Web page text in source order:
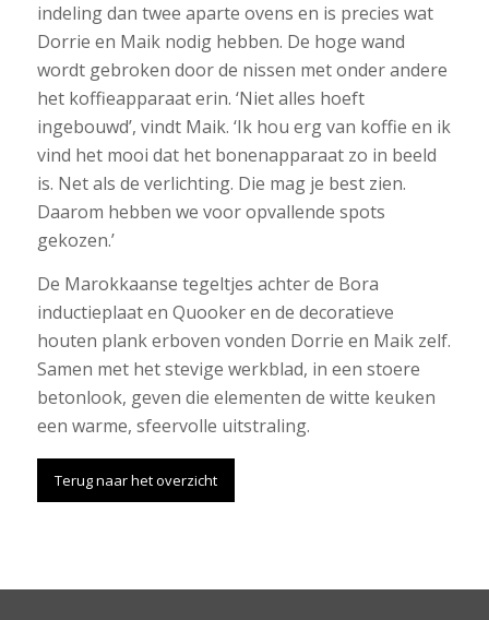
indeling dan twee aparte ovens en is precies wat
Dorrie en Maik nodig hebben. De hoge wand
wordt gebroken door de nissen met onder andere
het koffieapparaat erin. ‘Niet alles hoeft
ingebouwd’, vindt Maik. ‘Ik hou erg van koffie en ik
vind het mooi dat het bonenapparaat zo in beeld
is. Net als de verlichting. Die mag je best zien.
Daarom hebben we voor opvallende spots
gekozen.’
De Marokkaanse tegeltjes achter de Bora
inductieplaat en Quooker en de decoratieve
houten plank erboven vonden Dorrie en Maik zelf.
Samen met het stevige werkblad, in een stoere
betonlook, geven die elementen de witte keuken
een warme, sfeervolle uitstraling.
Terug naar het overzicht